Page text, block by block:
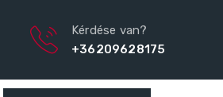
Kérdése van?
+36209628175